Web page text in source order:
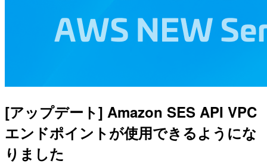
[アップデート] Amazon SES API VPC
エンドポイントが使用できるようにな
りました